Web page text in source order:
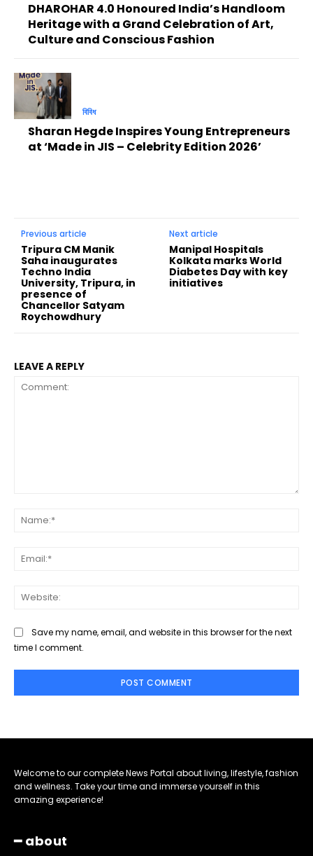
DHAROHAR 4.0 Honoured India’s Handloom
Heritage with a Grand Celebration of Art,
Culture and Conscious Fashion
বিবিধ
Sharan Hegde Inspires Young Entrepreneurs
at ‘Made in JIS – Celebrity Edition 2026’
Previous article
Tripura CM Manik
Saha inaugurates
Techno India
University, Tripura, in
presence of
Chancellor Satyam
Roychowdhury
Next article
Manipal Hospitals
Kolkata marks World
Diabetes Day with key
initiatives
LEAVE A REPLY
Save my name, email, and website in this browser for the next
time I comment.
Welcome to our complete News Portal about living, lifestyle, fashion
and wellness. Take your time and immerse yourself in this
amazing experience!
━ about